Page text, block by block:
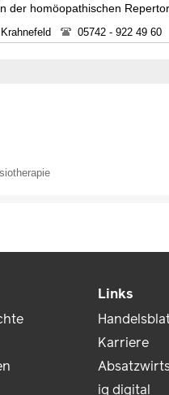
der homöopathischen
05742 - 922 49 60
Links
Karriere
iq digital